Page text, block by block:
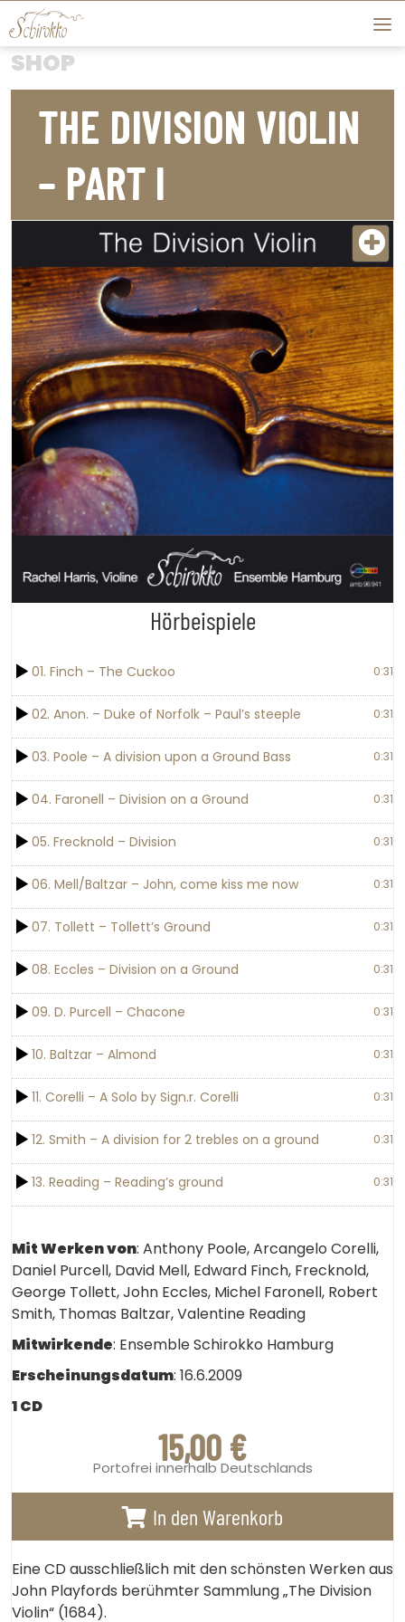
Skip to content
SHOP
THE DIVISION VIOLIN
– PART I
Hörbeispiele
01. Finch – The Cuckoo 0:31
02. Anon. – Duke of Norfolk – Paul’s steeple 0:31
03. Poole – A division upon a Ground Bass 0:31
04. Faronell – Division on a Ground 0:31
05. Frecknold – Division 0:31
06. Mell/Baltzar – John, come kiss me now 0:31
07. Tollett – Tollett’s Ground 0:31
08. Eccles – Division on a Ground 0:31
09. D. Purcell – Chacone 0:31
10. Baltzar – Almond 0:31
11. Corelli – A Solo by Sign.r. Corelli 0:31
12. Smith – A division for 2 trebles on a ground 0:31
13. Reading – Reading’s ground 0:31
Mit Werken von: Anthony Poole, Arcangelo Corelli,
Daniel Purcell, David Mell, Edward Finch, Frecknold,
George Tollett, John Eccles, Michel Faronell, Robert
Smith, Thomas Baltzar, Valentine Reading
Mitwirkende: Ensemble Schirokko Hamburg
Erscheinungsdatum: 16.6.2009
1 CD
15,00 €
Portofrei innerhalb Deutschlands
In den Warenkorb
Eine CD ausschließlich mit den schönsten Werken aus
John Playfords berühmter Sammlung „The Division
Violin“ (1684).